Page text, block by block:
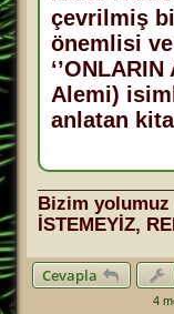
çevrilmiş
önemlisi ve
Alemi)
anlatan
Bizim
İSTEMEYİZ,
Cevapla
4